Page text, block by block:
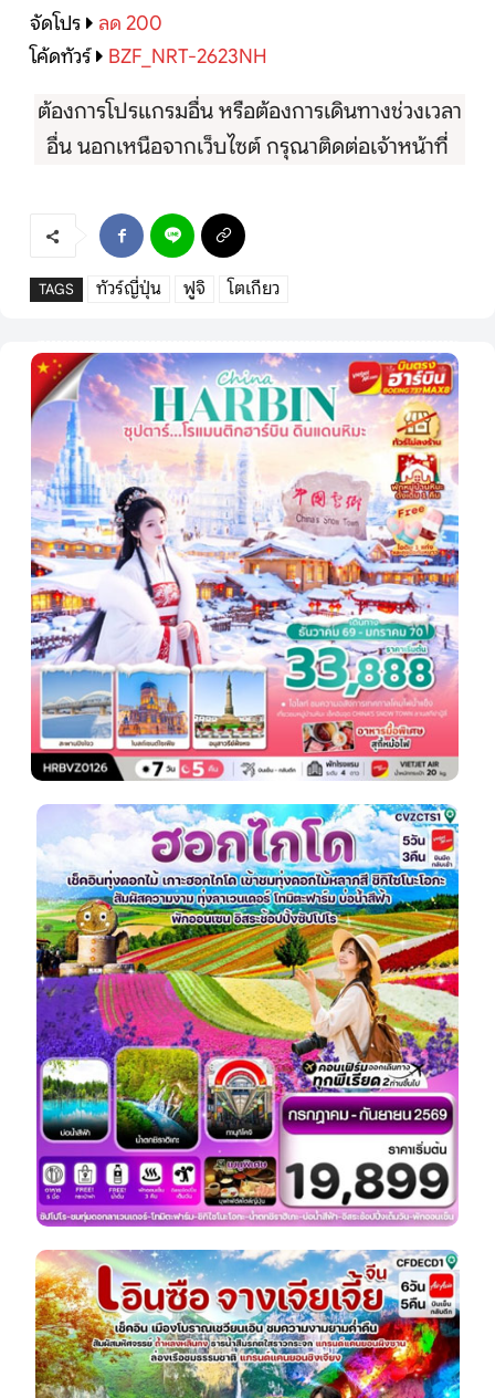
จัดโปร
ลด 200
โค้ดทัวร์
BZF_NRT-2623NH
ต้องการโปรแกรมอื่น หรือต้องการเดินทางช่วงเวลา
อื่น นอกเหนือจากเว็บไซต์ กรุณาติดต่อเจ้าหน้าที่
TAGS ทัวร์ญี่ปุ่น ฟูจิ โตเกียว